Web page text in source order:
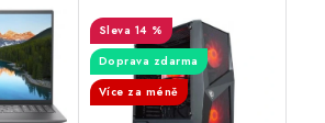
14 %
Doprava zdarma
Více za méně